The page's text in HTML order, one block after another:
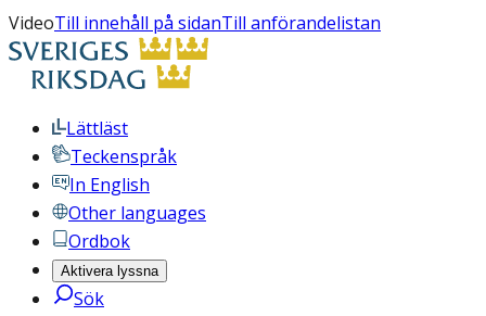
VideoTill innehåll på sidanTill anförandelistan
Lättläst
Teckenspråk
In English
Other languages
Ordbok
Aktivera lyssna
Sök